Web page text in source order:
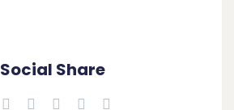
Social Share